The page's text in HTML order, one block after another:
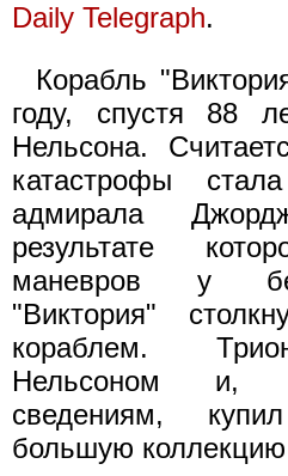
Daily Telegraph.
Корабль
году, спустя 88
Нельсона.
катастрофы
адмирала
результате
маневров у
"Виктория"
кораблем.
Нельсоном и,
сведениям,
большую